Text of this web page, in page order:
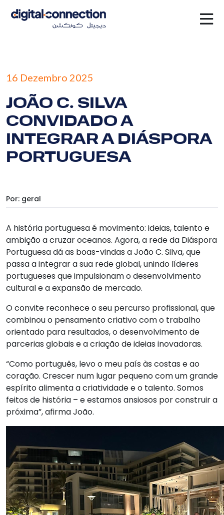
16 Dezembro 2025
JOÃO C. SILVA
CONVIDADO A
INTEGRAR A DIÁSPORA
PORTUGUESA
Por: geral
A história portuguesa é movimento: ideias, talento e
ambição a cruzar oceanos. Agora, a rede da Diáspora
Portuguesa dá as boas-vindas a João C. Silva, que
passa a integrar a sua rede global, unindo líderes
portugueses que impulsionam o desenvolvimento
cultural e a expansão de mercado.
O convite reconhece o seu percurso profissional, que
combinou o pensamento criativo com o trabalho
orientado para resultados, o desenvolvimento de
parcerias globais e a criação de ideias inovadoras.
“Como português, levo o meu país às costas e ao
coração. Crescer num lugar pequeno com um grande
espírito alimenta a criatividade e o talento. Somos
feitos de história – e estamos ansiosos por construir a
próxima”, afirma João.